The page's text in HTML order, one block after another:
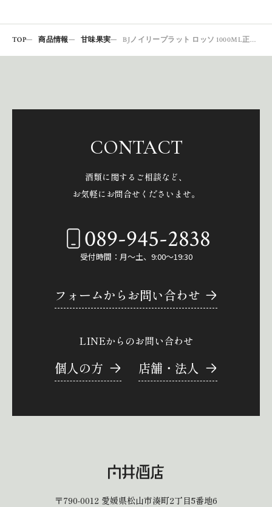
TOP 商品情報 甘味果実 BJノイリープラット ロッソ 1000ML正規仏
CONTACT
酒類に関するご相談など、
お気軽にお問合せくださいませ。
089-945-2838
受付時間：月～土、9:00～19:30
フォームからお問い合わせ
LINEからのお問い合わせ
個人の方 店舗・法人
〒790-0012 愛媛県松山市湊町2丁目5番地6